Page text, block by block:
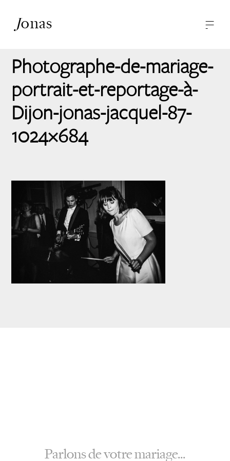
Jonas —
—
-
A propos
Contact
Photographe-de-mariage-
portrait-et-reportage-à-
Dijon-jonas-jacquel-87-
1024×684
Parlons de votre mariage...